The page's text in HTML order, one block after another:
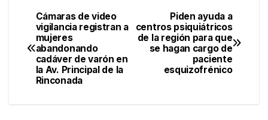
Navegación
de
entradas
Piden ayuda a
centros psiquiátricos
de la región para que
se hagan cargo de
paciente
esquizofrénico
Cámaras de video
vigilancia registran a
mujeres
abandonando
cadáver de varón en
la Av. Principal de la
Rinconada